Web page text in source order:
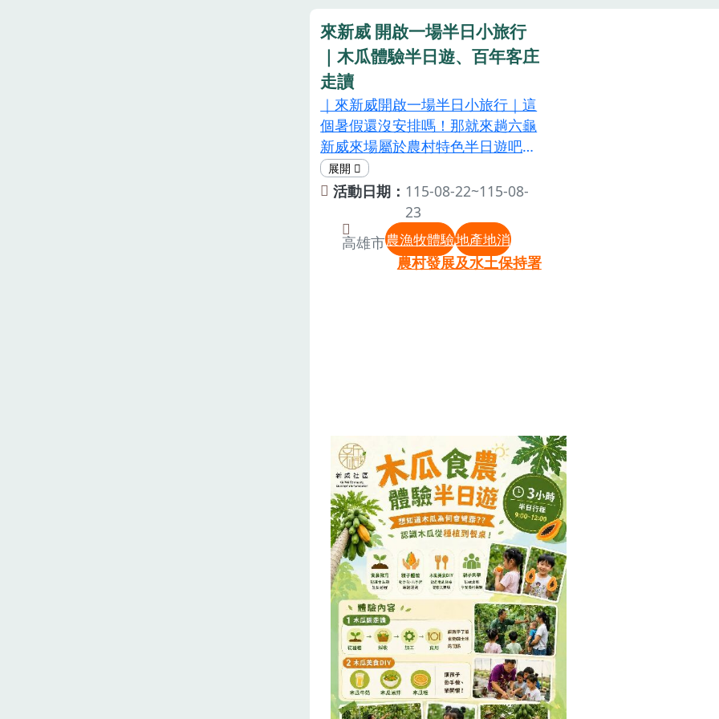
來新威 開啟一場半日小旅行
｜木瓜體驗半日遊、百年客庄
走讀
｜來新威開啟一場半日小旅行｜這
個暑假還沒安排嗎！那就來趟六龜
新威來場屬於農村特色半日遊吧無
論是想探索地方故事、體驗食農教
育，還是品嚐在地美食，這裡都
有！一起來新威，Fun鬆一回！活
動地點｜新威社區（高雄市六龜區
新威里新威路128號）活動洽詢｜
新威社區發展協會07-6872825
木瓜粄一次體驗最道地的木瓜食農
之旅！活動日期｜8/22（六）活動
時間：上午9:00－12:00（約3小
時）活動報名
百年客庄走讀在新威社區每一條老
街、每一道水圳，都承載著一段客
庄故事一起跟著導覽員放慢腳步走
讀百年聚落聆聽地方傳說感受新威
客庄最迷人的文化風景活動日期｜
8/23（日）活動時間｜09:00-
12:00報名連結活動資訊取自高雄
一日農夫體驗趣FB
活動日期： 115-08-22~115-08-
23
高雄市農漁牧體驗地產地消
農村發展及水土保持署